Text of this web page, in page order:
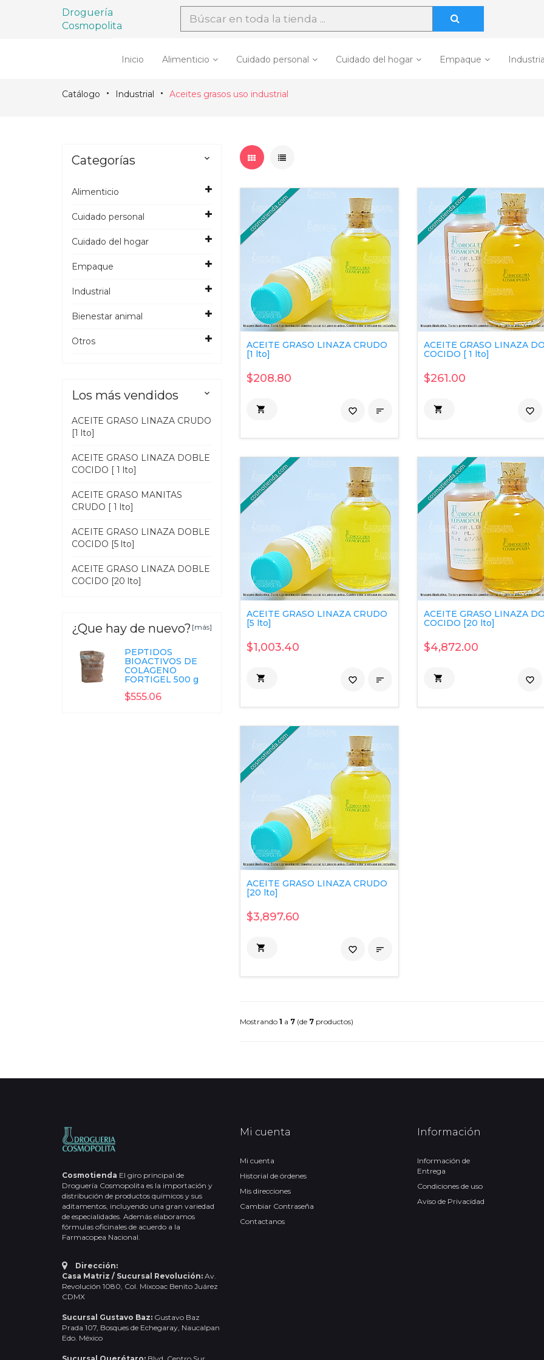
Droguería
Cosmopolita
Inicio Alimenticio Cuidado personal Cuidado del hogar Empaque
Catálogo Industrial Aceites grasos uso industrial
ACEITE GRASO LINAZA CRUDO
[1 lto]
$208.80
 
favorite_border
ACEITE GRASO LINAZA
COCIDO [ 1 lto]
$261.00
 favorite_border
ACEITE GRASO LINAZA CRUDO
[5 lto]
$1,003.40
 
favorite_border
ACEITE GRASO LINAZA
COCIDO [20 lto]
$4,872.00
 favorite_border
ACEITE GRASO LINAZA CRUDO
[20 lto]
$3,897.60
 
favorite_border
Mostrando 1 a 7(de 7productos)
Categorías 
Alimenticio
Cuidado personal
Cuidado del hogar
Empaque
Industrial
Bienestar animal
Otros
Los más vendidos 
ACEITE GRASO LINAZA CRUDO
[1 lto]
ACEITE GRASO LINAZA DOBLE
COCIDO [ 1 lto]
ACEITE GRASO MANITAS
CRUDO [ 1 lto]
ACEITE GRASO LINAZA DOBLE
COCIDO [5 lto]
ACEITE GRASO LINAZA DOBLE
COCIDO [20 lto]
¿Que hay de nuevo? [más]
PEPTIDOS
BIOACTIVOS DE
COLAGENO
FORTIGEL 500 g
$555.06
Cosmotienda El giro principal de
Droguería Cosmopolita es la importación y
distribución de productos químicos y sus
aditamentos, incluyendo una gran variedad
de especialidades. Además elaboramos
fórmulas oficinales de acuerdo a la
Farmacopea Nacional.
Dirección:
Casa Matriz / Sucursal Revolución: Av.
Revolución 1080, Col. Mixcoac Benito Juárez
CDMX
Sucursal Gustavo Baz: Gustavo Baz
Prada 107, Bosques de Echegaray, Naucalpan
Edo. México
Mi cuenta
Mi cuenta
Historial de órdenes
Mis direcciones
Cambiar Contraseña
Contactanos
Información
Información de
Entrega
Condiciones de uso
Aviso de Privacidad